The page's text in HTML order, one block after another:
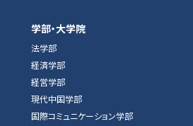
学部・大学院
法学部
経済学部
経営学部
現代中国学部
国際コミュニケーション学部